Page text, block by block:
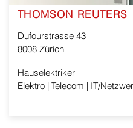
THOMSON REUTERS
Dufourstrasse 43
8008 Zürich
Hauselektriker
Elektro | Telecom | IT/